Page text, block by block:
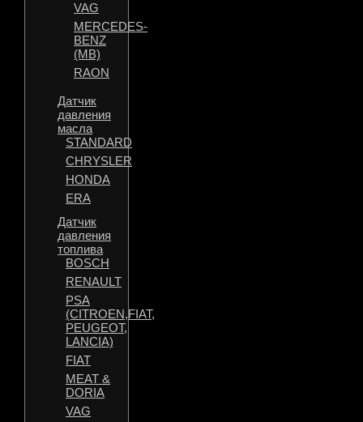
VAG
MERCEDES-
BENZ
(MB)
RAON
Датчик
давления
масла
STANDARD
CHRYSLER
HONDA
ERA
Датчик
давления
топлива
BOSCH
RENAULT
PSA
(CITROEN,FIAT,
PEUGEOT,
LANCIA)
FIAT
MEAT &
DORIA
VAG